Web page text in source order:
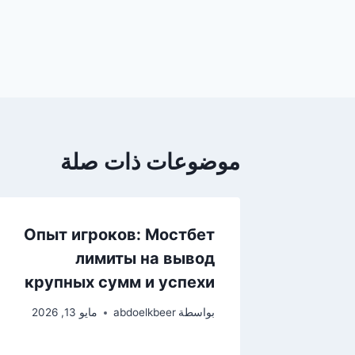
موضوعات ذات صلة
Опыт игроков: Мостбет
лимиты на вывод
крупных сумм и успехи
بواسطة abdoelkbeer مايو 13, 2026